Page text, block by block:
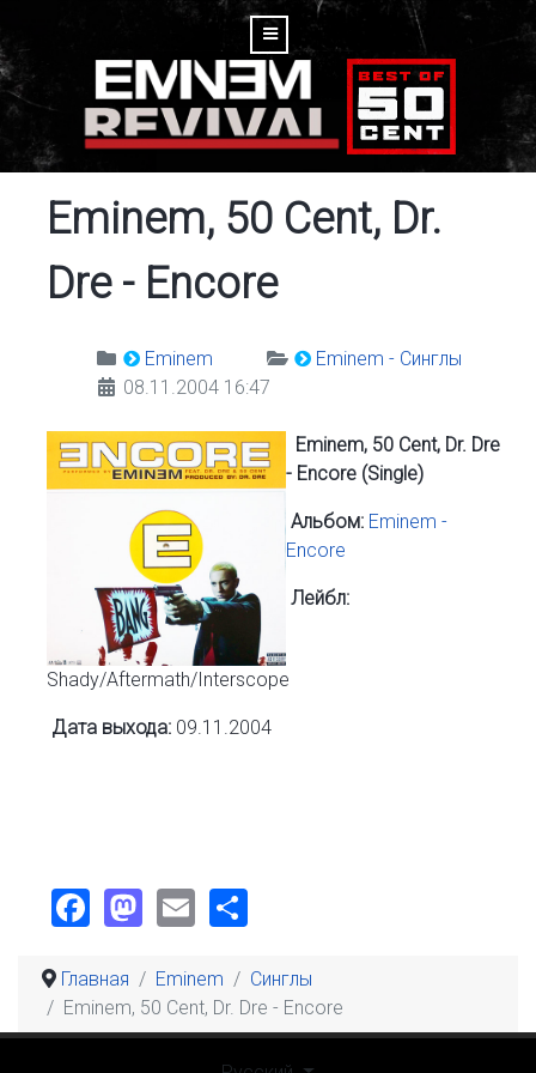
Eminem, 50 Cent, Dr.
Dre - Encore
Eminem
Eminem - Синглы
08.11.2004 16:47
Eminem, 50 Cent, Dr. Dre
- Encore (Single)
Альбом: Eminem -
Encore
Лейбл:
Shady/Aftermath/Interscope
Дата выхода: 09.11.2004
Facebook
Mastodon
Email
Главная Eminem
Синглы
Eminem, 50 Cent, Dr. Dre - Encore